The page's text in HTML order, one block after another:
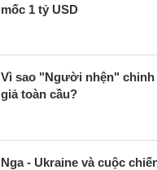
mốc 1 tỷ USD
Vì sao "Người nhện" chinh
giả toàn cầu?
Nga - Ukraine và cuộc